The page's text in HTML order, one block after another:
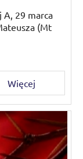
A, 29 marca
(Mt
Więcej